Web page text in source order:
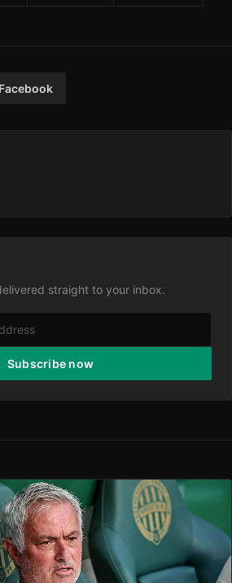
Facebook
straight to your inbox.
Subscribe now